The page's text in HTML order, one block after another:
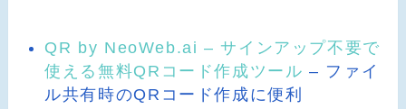
QR by NeoWeb.ai – サインアップ不要で
使える無料QRコード作成ツール – ファイ
ル共有時のQRコード作成に便利